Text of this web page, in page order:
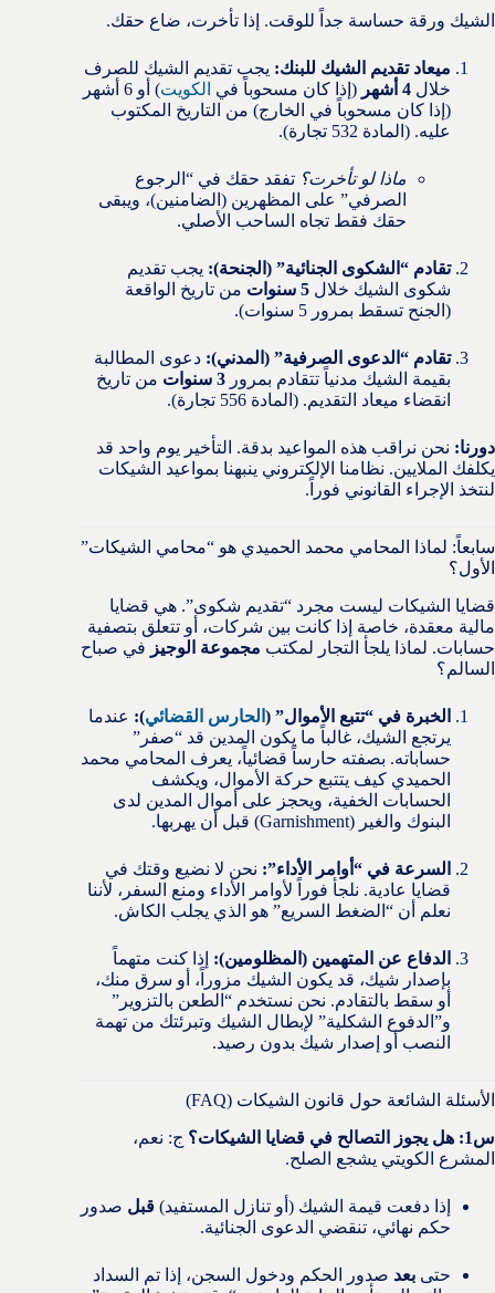
الشيك ورقة حساسة جداً للوقت. إذا تأخرت، ضاع حقك.
ميعاد تقديم الشيك للبنك: يجب تقديم الشيك للصرف
خلال 4 أشهر (إذا كان مسحوباً في الكويت
) أو 6 أشهر
(إذا كان مسحوباً في الخارج) من التاريخ المكتوب
عليه. (المادة 532 تجارة).
ماذا لو تأخرت؟ تفقد حقك في “الرجوع
الصرفي” على المظهرين (الضامنين)، ويبقى
حقك فقط تجاه الساحب الأصلي.
تقادم “الشكوى الجنائية” (الجنحة): يجب تقديم
شكوى الشيك خلال 5 سنوات
من تاريخ الواقعة
(الجنح تسقط بمرور 5 سنوات).
تقادم “الدعوى الصرفية” (المدني): دعوى المطالبة
بقيمة الشيك مدنياً تتقادم بمرور 3 سنوات
من تاريخ
انقضاء ميعاد التقديم. (المادة 556 تجارة).
دورنا: نحن نراقب هذه المواعيد بدقة. التأخير يوم واحد قد
يكلفك الملايين. نظامنا الإلكتروني ينبهنا بمواعيد الشيكات
لنتخذ الإجراء القانوني فوراً.
سابعاً: لماذا المحامي محمد الحميدي هو “محامي الشيكات”
الأول؟
قضايا الشيكات ليست مجرد “تقديم شكوى”. هي قضايا
مالية معقدة، خاصة إذا كانت بين شركات، أو تتعلق بتصفية
حسابات. لماذا يلجأ التجار لمكتب مجموعة الوجيز في صباح
السالم؟
الخبرة في “تتبع الأموال” ( الحارس القضائي): عندما
يرتجع الشيك، غالباً ما يكون المدين قد “صفر”
حساباته. بصفته حارساً قضائياً، يعرف المحامي محمد
الحميدي كيف يتتبع حركة الأموال، ويكشف
الحسابات الخفية، ويحجز على أموال المدين لدى
البنوك والغير (Garnishment) قبل أن يهربها.
السرعة في “أوامر الأداء”: نحن لا نضيع وقتك في
قضايا عادية. نلجأ فوراً لأوامر الأداء ومنع السفر، لأننا
نعلم أن “الضغط السريع” هو الذي يجلب الكاش.
الدفاع عن المتهمين (المظلومين): إذا كنت متهماً
بإصدار شيك، قد يكون الشيك مزوراً، أو سرق منك،
أو سقط بالتقادم. نحن نستخدم “الطعن بالتزوير”
و”الدفوع الشكلية” لإبطال الشيك وتبرئتك من تهمة
النصب أو إصدار شيك بدون رصيد.
الأسئلة الشائعة حول قانون الشيكات (FAQ)
س1: هل يجوز التصالح في قضايا الشيكات؟
ج: نعم،
المشرع الكويتي يشجع الصلح.
إذا دفعت قيمة الشيك (أو تنازل المستفيد) قبل صدور
حكم نهائي، تنقضي الدعوى الجنائية.
حتى بعد صدور الحكم ودخول السجن، إذا تم السداد